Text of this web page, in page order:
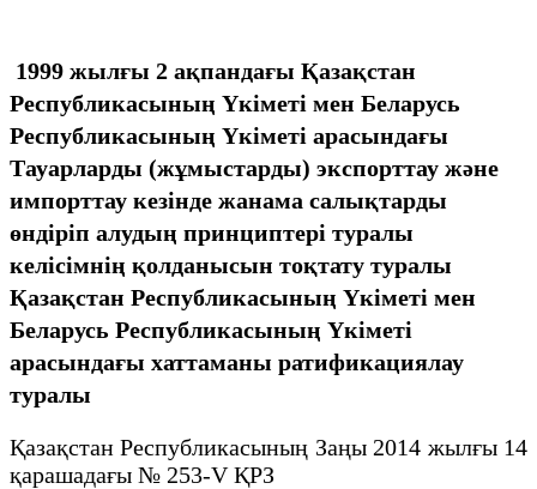
1999 жылғы 2 ақпандағы Қазақстан
Республикасының Үкіметі мен Беларусь
Республикасының Үкіметі арасындағы
Тауарларды (жұмыстарды) экспорттау және
импорттау кезінде жанама салықтарды
өндіріп алудың принциптері туралы
келісімнің қолданысын тоқтату туралы
Қазақстан Республикасының Үкіметі мен
Беларусь Республикасының Үкіметі
арасындағы хаттаманы ратификациялау
туралы
Қазақстан Республикасының Заңы 2014 жылғы 14
қарашадағы № 253-V ҚРЗ